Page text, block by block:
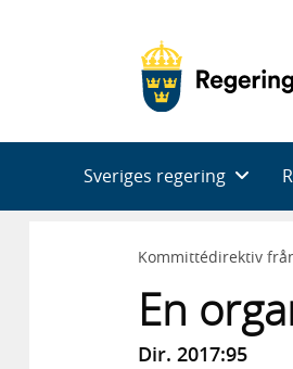
Sveriges regering
Kommittédirektiv
En
Dir. 2017:95